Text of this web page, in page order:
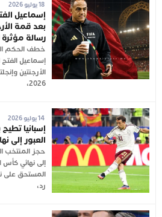
18 يوليو 2026
إسماعيل
بعد قمة
رسالة
خطف الحكم
إسماعيل الفتح
الأرجنتين
2026،
14 يوليو 2026
إسبانيا
العبور إلى
حجز المنتخب
المستحق على
رد،